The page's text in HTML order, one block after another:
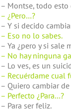
– Montse, todo
– ¿Pero…?
– Y si decido
– Eso no lo sabes.
– Ya ¿pero y si sale
– No hay ninguna
– Lo ves, es un
– Recuérdame cual
– Quiero cambiar
– Perfecto ¿Para…?
– Para ser feliz.